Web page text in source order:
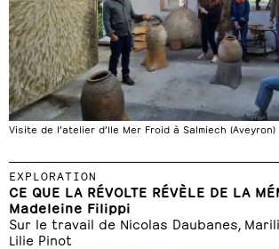
Visite de l’atelier d’Ile Mer Froid à Salmiech (Aveyron)
EXPLORATION
CE QUE LA RÉVOLTE RÉVÈLE DE LA
Madeleine Filippi
Sur le travail de Nicolas Daubanes,
Lilie Pinot